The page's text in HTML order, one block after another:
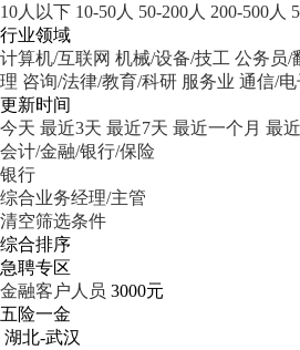
10人以下 10-50人 50-200人 200-500人
行业领域
计算机/互联网 机械/设备/技工 公务员/
理 咨询/法律/教育/科研 服务业 通信/电
更新时间
今天 最近3天 最近7天 最近一个月 最
会计/金融/银行/保险
银行
综合业务经理/主管
清空筛选条件
综合排序
急聘专区
金融客户人员 3000元
五险一金
湖北-武汉